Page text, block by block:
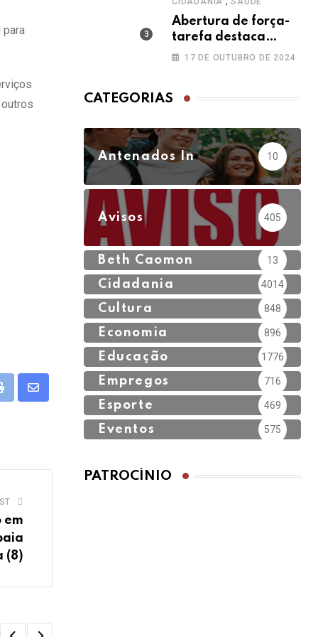
Share
em
(8)
Abertura de força-
tarefa destaca
dedicação dos
17 DE OUTUBRO DE 2024
CATEGORIAS
Antenados In 10
Avisos 405
Beth Caomon 13
Cidadania 4014
Cultura 848
Economia 896
Educação 1776
Empregos 716
Esporte 469
Eventos 575
PATROCÍNIO